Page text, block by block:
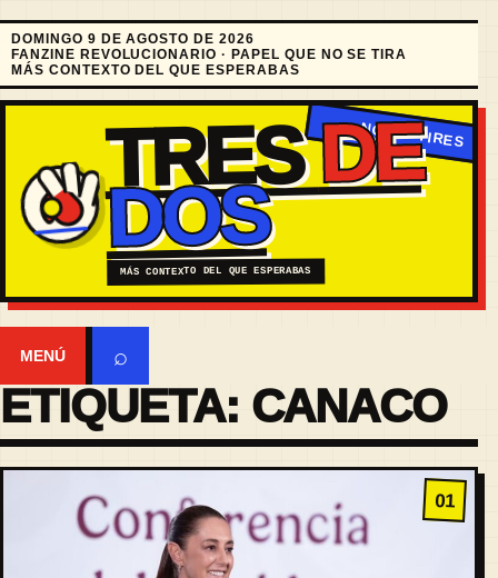
DOMINGO 9 DE AGOSTO DE 2026
FANZINE REVOLUCIONARIO · PAPEL QUE NO SE TIRA
MÁS CONTEXTO DEL QUE ESPERABAS
TRESDE
DOS
MÁS CONTEXTO DEL QUE ESPERABAS
MENÚ ⌕
ETIQUETA: CANACO
01